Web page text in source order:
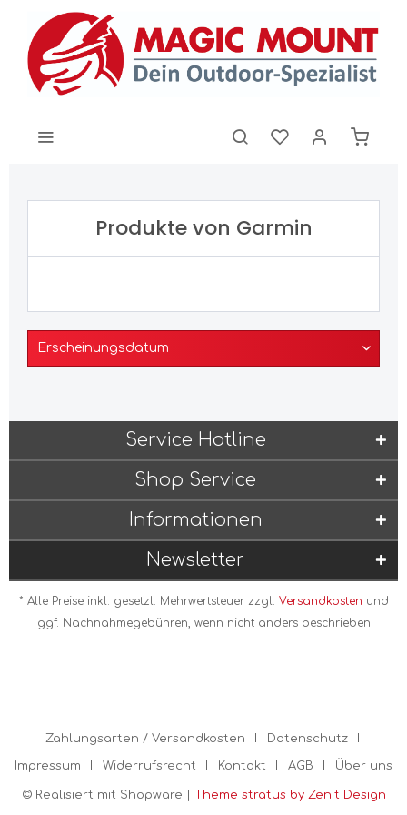
Produkte von Garmin
Service Hotline
Shop Service
Informationen
Newsletter
* Alle Preise inkl. gesetzl. Mehrwertsteuer zzgl. Versandkosten und
ggf. Nachnahmegebühren, wenn nicht anders beschrieben
Zahlungsarten / Versandkosten Datenschutz
Impressum Widerrufsrecht Kontakt AGB Über uns
© Realisiert mit Shopware | Theme stratus by Zenit Design